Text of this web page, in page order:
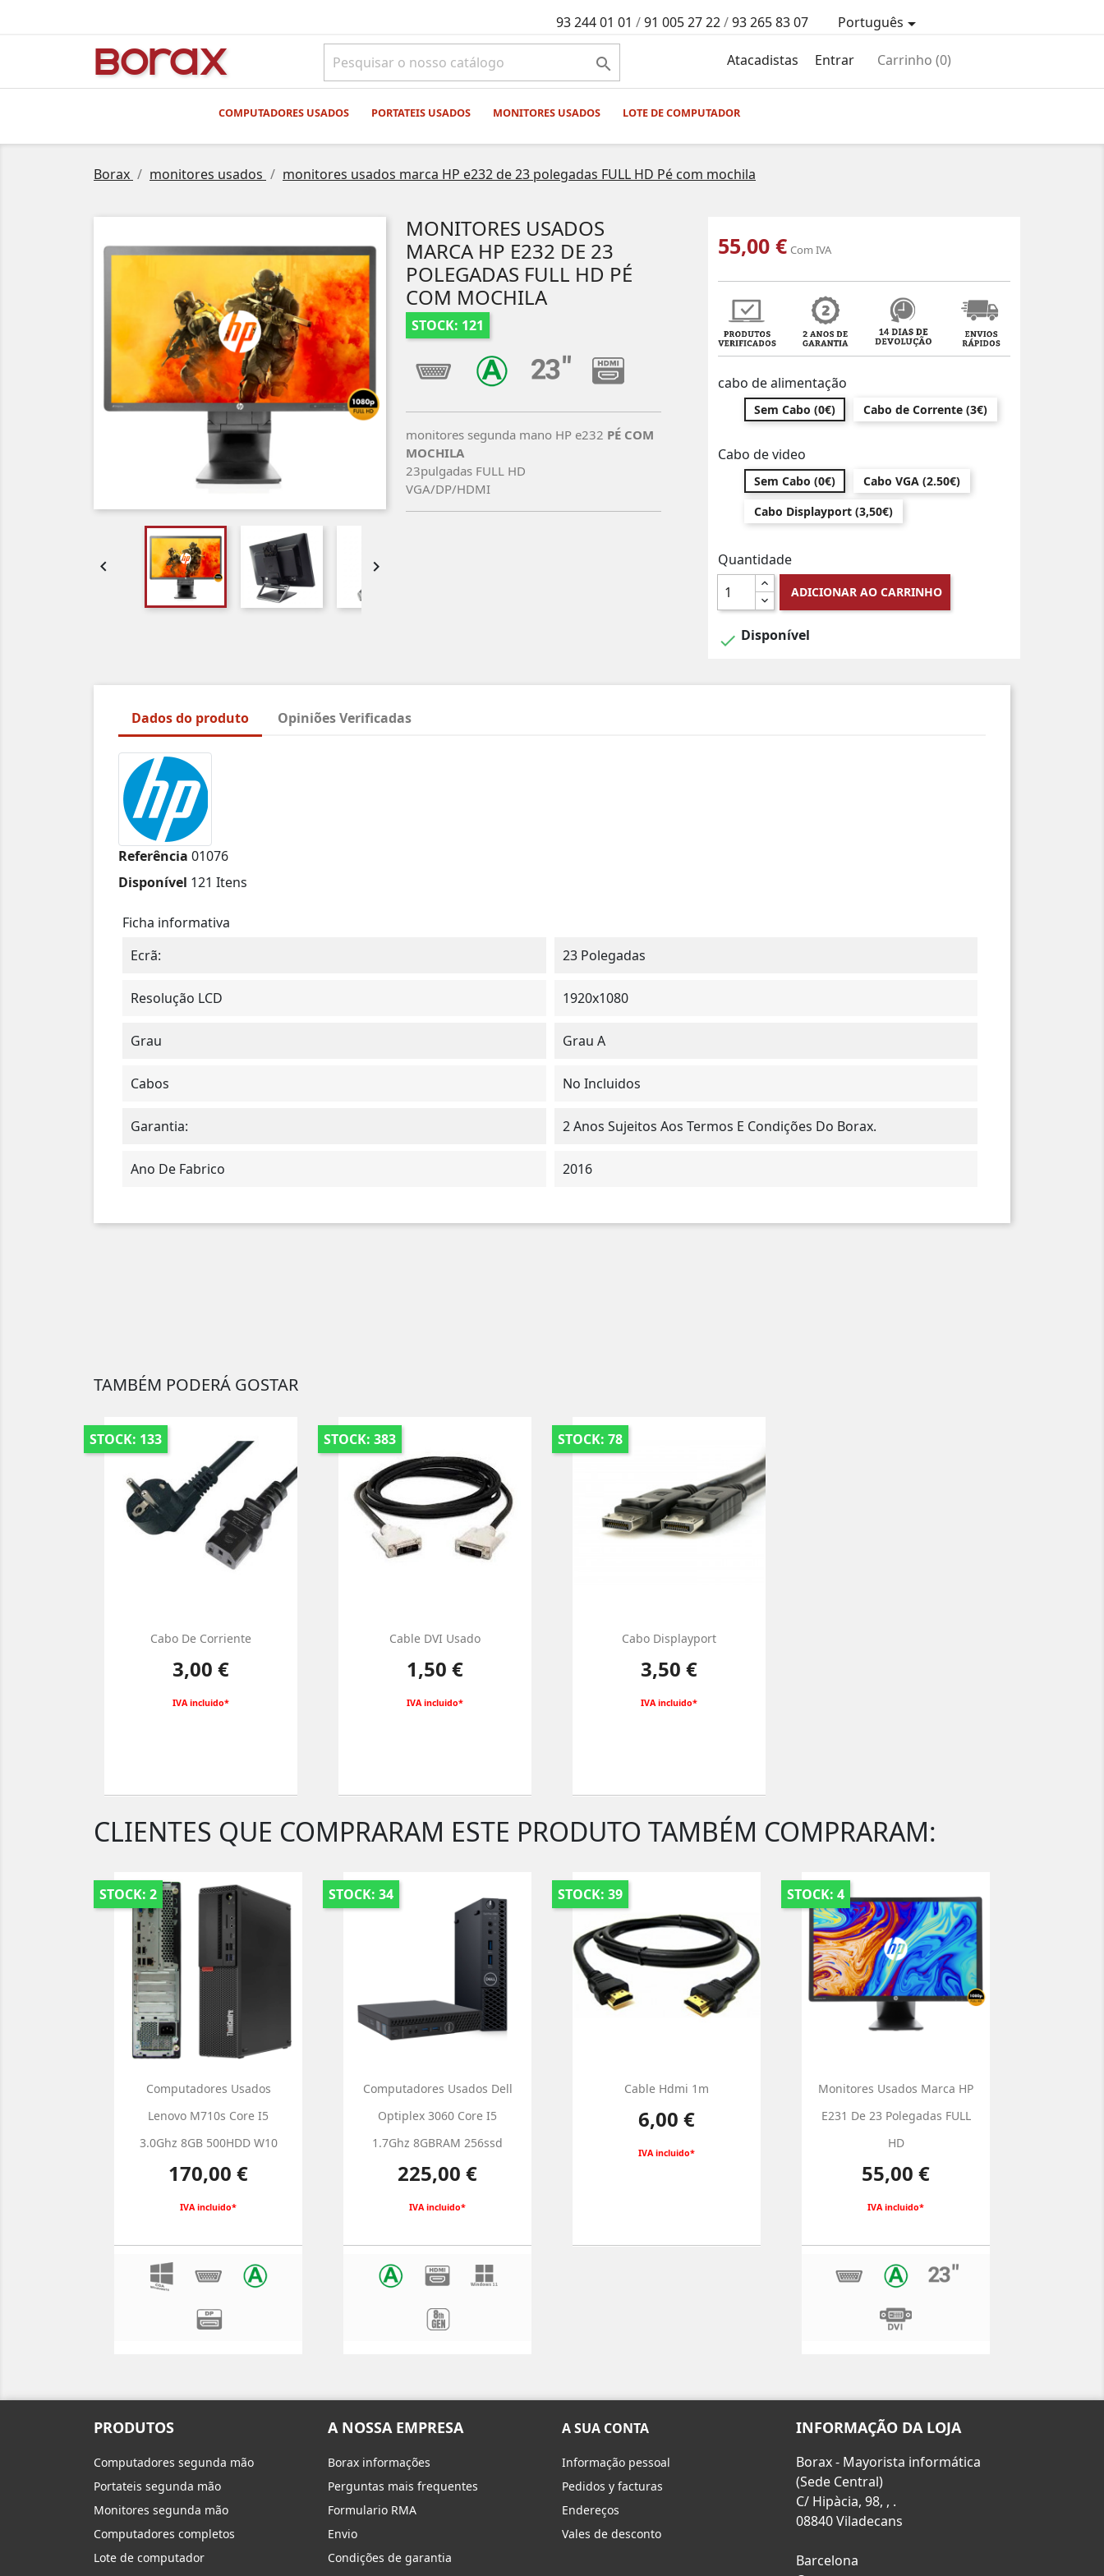
93 244 01 01 /91 005 27 22/93 265 83 07 Português
BOrAx  Atacadistas Entrar Carrinho (0)
COMPUTADORES USADOS PORTATEIS USADOS MONITORES USADOS LOTE DE COMPUTADOR
Borax monitores usados monitores usados marca HP e232 de 23 polegadas FULL HD Pé com mochila
 
MONITORES USADOS
MARCA HP E232 DE 23
POLEGADAS FULL HD PÉ
COM MOCHILA
STOCK: 121
monitores segunda mano HP e232 PÉ COM
MOCHILA
23pulgadas FULL HD
VGA/DP/HDMI
55,00 € Com IVA
cabo de alimentação
Sem Cabo (0€) Cabo de Corrente (3€)
Cabo de video
Sem Cabo (0€)
Cabo VGA (2.50€)
Cabo Displayport (3,50€)
Quantidade
ADICIONAR AO CARRINHO
 Disponível
Dados do produto Opiniões Verificadas
Referência 01076
Disponível 121 Itens
Ficha informativa
Ecrã:
23 Polegadas
Resolução LCD 1920x1080
Grau Grau A
Cabos No Incluidos
Garantia: 2 Anos Sujeitos Aos Termos E Condições Do Borax.
Ano De Fabrico 2016
TAMBÉM PODERÁ GOSTAR
STOCK: 133
Cabo De Corriente
Preço
3,00 €
IVA incluido*
STOCK: 383
Cable DVI Usado
Preço
1,50 €
IVA incluido*
STOCK: 78
Cabo Displayport
Preço
3,50 €
IVA incluido*
CLIENTES QUE COMPRARAM ESTE PRODUTO TAMBÉM COMPRARAM:
STOCK: 2
Computadores Usados
Lenovo M710s Core I5
3.0Ghz 8GB 500HDD W10
Preço
170,00 €
IVA incluido*
STOCK: 34
Computadores Usados Dell
Optiplex 3060 Core I5
1.7Ghz 8GBRAM 256ssd
Preço
225,00 €
IVA incluido*
STOCK: 39
Cable Hdmi 1m
Preço
6,00 €
IVA incluido*
STOCK: 4
Monitores Usados Marca HP
E231 De 23 Polegadas FULL
HD
Preço
55,00 €
IVA incluido*
PRODUTOS
Computadores segunda mão
Portateis segunda mão
Monitores segunda mão
Computadores completos
Lote de computador
A NOSSA EMPRESA
Borax informações
Perguntas mais frequentes
Formulario RMA
Envio
Condições de garantia
A SUA CONTA
Informação pessoal
Pedidos y facturas
Endereços
Vales de desconto
INFORMAÇÃO DA LOJA
Borax - Mayorista informática
(Sede Central)
C/ Hipàcia, 98, , .
08840 Viladecans
Barcelona